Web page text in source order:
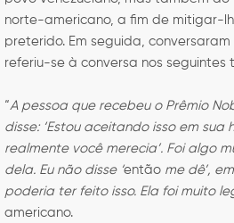
norte-americano, a fim de mitigar-
preterido. Em seguida, conversaram
referiu-se à conversa nos seguintes
“A pessoa que recebeu o Prêmio
disse: ‘Estou aceitando isso em sua
realmente você merecia’. Foi algo
dela. Eu não disse ‘então me dê’,
poderia ter feito isso. Ela foi muito
americano.